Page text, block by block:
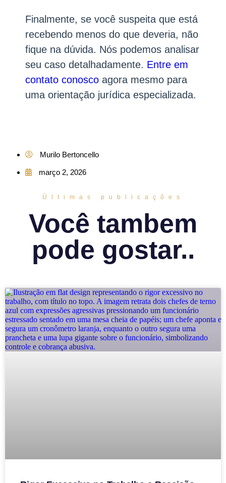
Finalmente, se você suspeita que está
recebendo menos do que deveria, não
fique na dúvida. Nós podemos analisar
seu caso detalhadamente. Entre em
contato conosco agora mesmo para
uma orientação jurídica especializada.
Murilo Bertoncello
março 2, 2026
Últimas publicações
Você tambem
pode gostar..